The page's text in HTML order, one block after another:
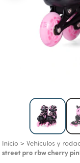
Inicio > Vehiculos y
street pro rbw cherry